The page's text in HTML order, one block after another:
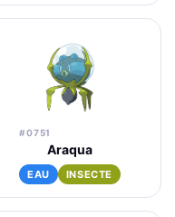
#0751
Araqua
EAU INSECTE